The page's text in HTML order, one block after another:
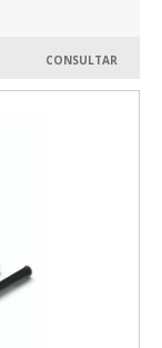
CONSULTAR